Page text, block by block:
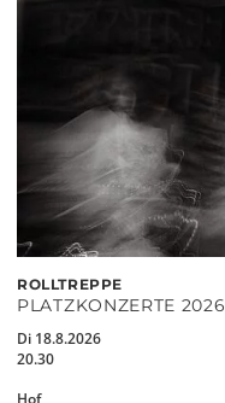
ROLLTREPPE
PLATZKONZERTE 2026
Di 18.8.2026
20.30